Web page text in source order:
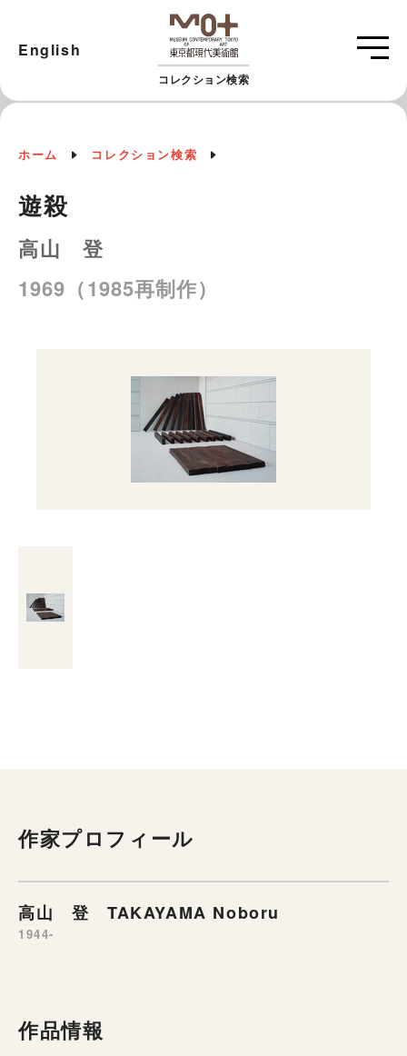
コレクション検索
English
ホーム コレクション検索
遊殺
高山 登
1969（1985再制作）
作家プロフィール
高山 登 TAKAYAMA Noboru
1944-
作品情報